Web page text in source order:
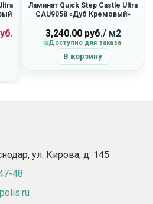
Ламинат Quick Step Castle Ultra
CAU9058 «Дуб Кремовый»
3,240.00руб./ м2
Доступно для заказа
В корзину
ул. Кирова, д. 145​
48